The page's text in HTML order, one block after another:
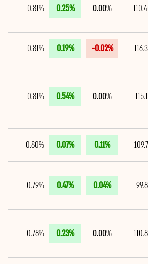
0.00%
0.25%
0.81%
-0.02%
0.19%
0.81%
0.00%
0.54%
0.81%
0.11%
0.07%
0.80%
0.04%
0.47%
0.79%
0.00%
0.23%
0.78%